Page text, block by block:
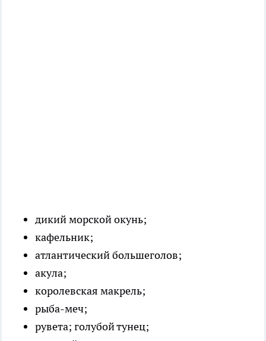
дикий морской окунь;
кафельник;
атлантический большеголов;
акула;
королевская макрель;
рыба-меч;
рувета; голубой тунец;